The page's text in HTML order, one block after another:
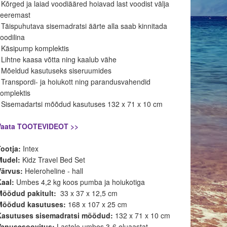
Kõrged ja laiad voodiääred hoiavad last voodist välja
Täispuhutava sisemadratsi äärte alla saab kinnitada
Käsipump komplektis
Lihtne kaasa võtta ning kaalub vähe
Mõeldud kasutuseks siseruumides
Transpordi- ja hoiukott ning parandusvahendid
Sisemadartsi mõõdud kasutuses 132 x 71 x 10 cm
TOOTEVIDEOT >>
Intex
Kidz Travel Bed Set
Heleroheline - hall
Umbes 4,2 kg koos pumba ja hoiukotiga
pakitult: 33 x 37 x 12,5 cm
kasutuses: 168 x 107 x 25 cm
sisemadratsi mõõdud: 132 x 71 x 10 cm